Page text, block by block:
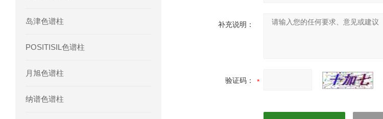
岛津色谱柱
POSITISIL色谱柱
月旭色谱柱
纳谱色谱柱
补充说明：
验证码：